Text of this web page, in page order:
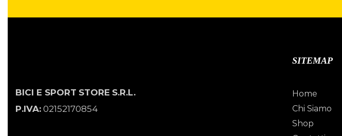
BICI E SPORT STORE S.R.L.
P.IVA: 02152170854
SITEMAP
Home
Chi Siamo
Shop